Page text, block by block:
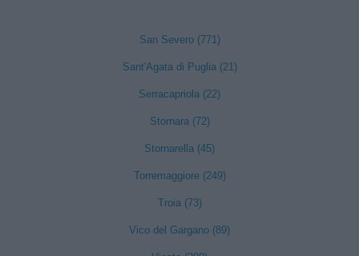
San Severo (771)
Sant'Agata di Puglia (21)
Serracapriola (22)
Stornara (72)
Stornarella (45)
Torremaggiore (249)
Troia (73)
Vico del Gargano (89)